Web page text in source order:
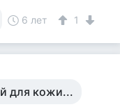
6 лет 1
для кожи...